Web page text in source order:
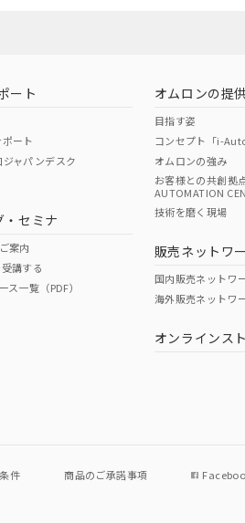
O O
ート
ート
ャパンデスク
セミナ
案内
講する
ス一覧（PDF）
オムロンの提
目指す姿
コンセプト「i-
オムロンの強み
お客様との共創拠
AUTOMATION
技術を磨く現場
販売ネットワ
国内販売ネットワ
海外販売ネットワ
オンラインス
件 商品のご承諾事項